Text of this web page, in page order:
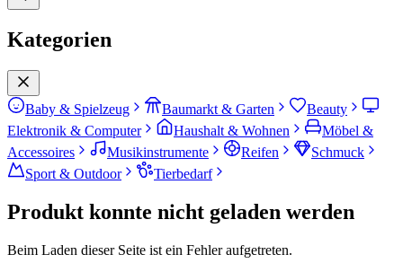
Kategorien
Baby & Spielzeug Baumarkt & Garten
Beauty
Elektronik & Computer
Haushalt & Wohnen
Möbel &
Accessoires
Musikinstrumente Reifen
Schmuck
Sport & Outdoor
Tierbedarf
Produkt konnte nicht geladen werden
Beim Laden dieser Seite ist ein Fehler aufgetreten.